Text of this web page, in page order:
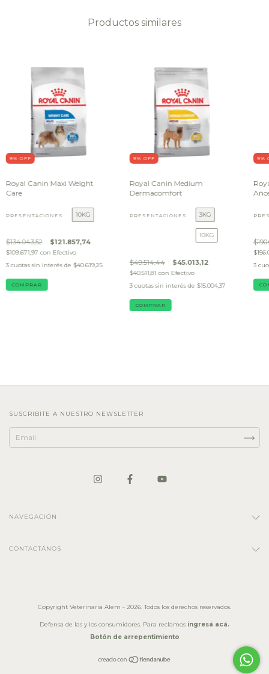
Productos similares
9% OFF
Royal Canin Maxi Weight
Care
PRESENTACIONES 10KG
$134.043,52 $121.857,74
$109.671,97con Efectivo
3 cuotas sin interés de $40.619,25
COMPRAR
9% OFF
Royal Canin Medium
Dermacomfort
PRESENTACIONES 3KG
10KG
$49.514,44 $45.013,12
$40.511,81con Efectivo
3 cuotas sin interés de $15.004,37
COMPRAR
9%
3
SUSCRIBITE A NUESTRO NEWSLETTER
NAVEGACIÓN
CONTACTÁNOS
Copyright Veterinaria Alem - 2026. Todos los derechos reservados.
Defensa de las y los consumidores. Para reclamos ingresá acá.
Botón de arrepentimiento